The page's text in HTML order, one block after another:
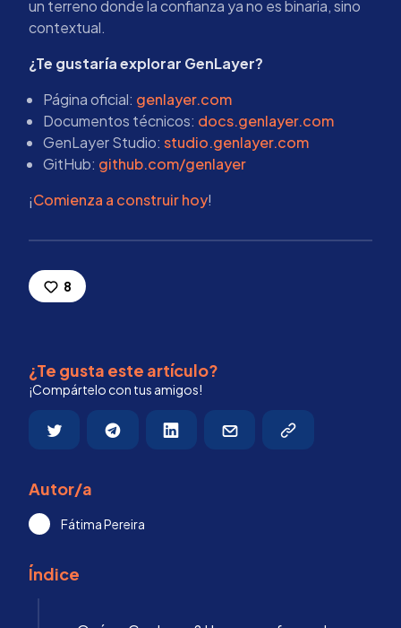
un terreno donde la confianza ya no es binaria, sino
contextual.
¿Te gustaría explorar GenLayer?
Página oficial: genlayer.com
Documentos técnicos: docs.genlayer.com
GenLayer Studio: studio.genlayer.com
GitHub: github.com/genlayer
¡Comienza a construir hoy!
8
¿Te gusta este artículo?
¡Compártelo con tus amigos!
Autor/a
Fátima Pereira
Índice